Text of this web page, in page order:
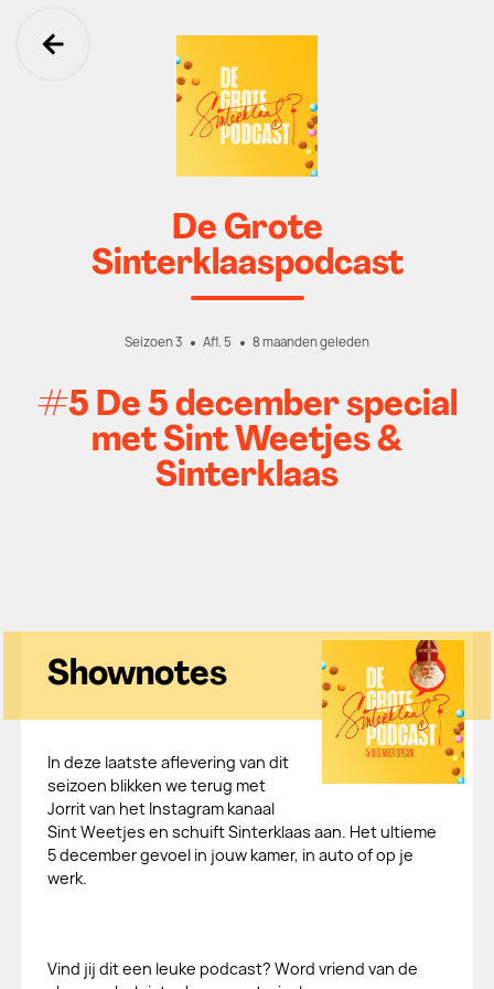
Ga terug
De Grote
Sinterklaaspodcast
Seizoen 3 Afl. 5 8 maanden geleden
#5 De 5 december special
met Sint Weetjes &
Sinterklaas
Shownotes
In deze laatste aflevering van dit
seizoen blikken we terug met
Jorrit van het Instagram kanaal
Sint Weetjes en schuift Sinterklaas aan. Het ultieme
5 december gevoel in jouw kamer, in auto of op je
werk.
Vind jij dit een leuke podcast? Word vriend van de